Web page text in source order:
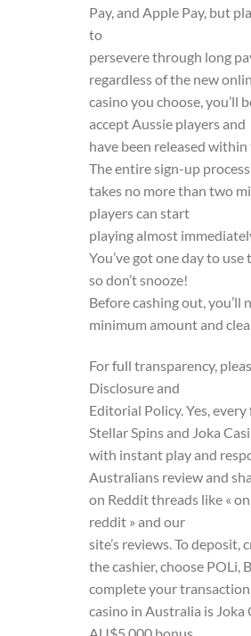
Pay, and Apple Pay, but
to
persevere through long
regardless of the new
casino you choose, you’ll
accept Aussie players and
have been released
The entire sign-up
takes no more than two
players can start
playing almost
You’ve got one day to
so don’t snooze!
Before cashing out, you’ll
minimum amount and
For full transparency,
Disclosure and
Editorial Policy. Yes,
Stellar Spins and Joka
with instant play and
Australians review and
on Reddit threads like «
reddit » and our
site’s reviews. To deposit,
the cashier, choose POLi,
complete your
casino in Australia is